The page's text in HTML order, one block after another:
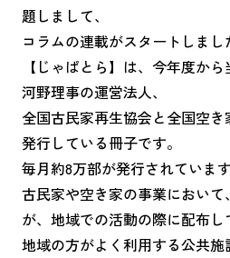
題しまして、
コラムの連載がスタートしまし
【じゃぱとら】は、今年度か
河野理事の運営法人、
全国古民家再生協会と全国空
発行している冊子です。
毎月約8万部が発行されています
古民家や空き家の事業におい
が、地域での活動の際に配布し
地域の方がよく利用する公共